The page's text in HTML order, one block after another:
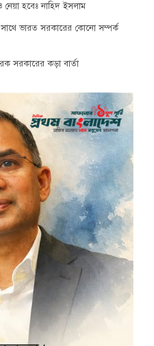
নেয়া হবেঃ নাহিদ ইসলাম
সাথে ভারত সরকারের কোনো সম্পর্ক
সরকারের কড়া বার্তা